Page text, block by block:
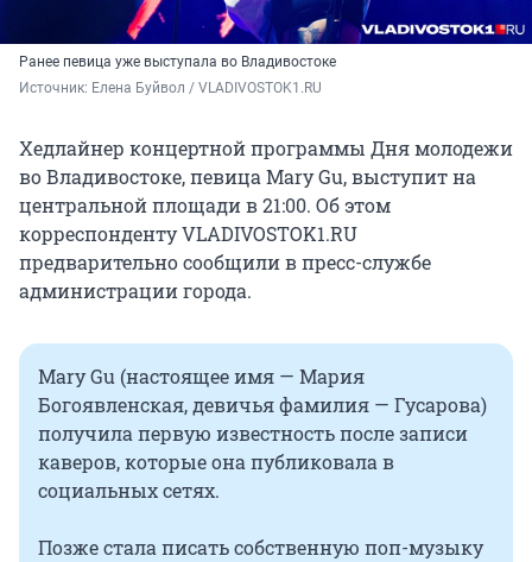
Ранее певица уже выступала во Владивостоке
Источник: Елена Буйвол / VLADIVOSTOK1.RU
Хедлайнер концертной программы Дня молодежи
во Владивостоке, певица Mary Gu, выступит на
центральной площади в 21:00. Об этом
корреспонденту VLADIVOSTOK1.RU
предварительно сообщили в пресс-службе
администрации города.
Mary Gu (настоящее имя — Мария
Богоявленская, девичья фамилия — Гусарова)
получила первую известность после записи
каверов, которые она публиковала в
социальных сетях.
Позже стала писать собственную поп-музыку